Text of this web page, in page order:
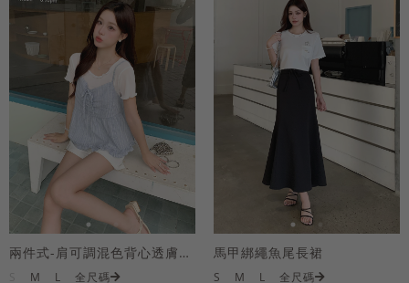
兩件式-肩可調混色背心透膚上衣套組
M L 全尺碼
馬甲綁繩魚尾長裙
S M L 全尺碼